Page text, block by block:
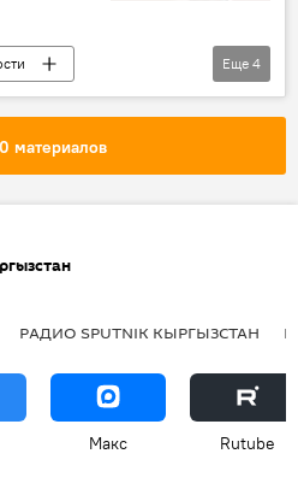
Еще 4
материалов
РАДИО SPUTNIK КЫРГЫЗСТАН
Макс Rutube